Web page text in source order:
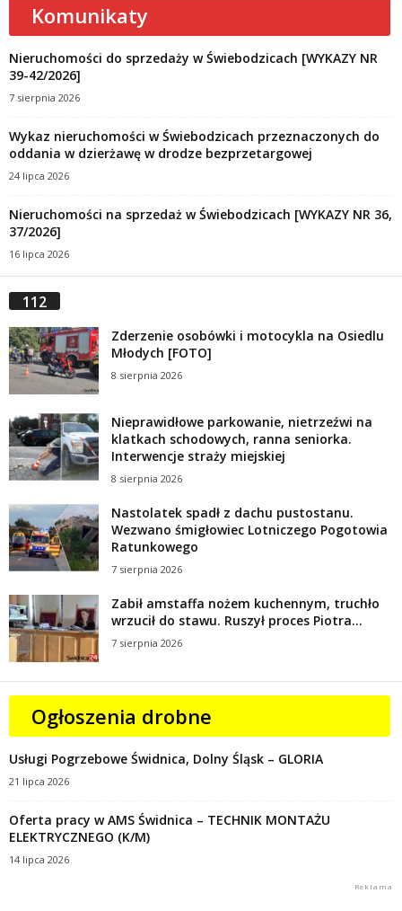
Komunikaty
Nieruchomości do sprzedaży w Świebodzicach [WYKAZY NR
39-42/2026]
7 sierpnia 2026
Wykaz nieruchomości w Świebodzicach przeznaczonych do
oddania w dzierżawę w drodze bezprzetargowej
24 lipca 2026
Nieruchomości na sprzedaż w Świebodzicach [WYKAZY NR 36,
37/2026]
16 lipca 2026
112
Zderzenie osobówki i motocykla na Osiedlu
Młodych [FOTO]
8 sierpnia 2026
Nieprawidłowe parkowanie, nietrzeźwi na
klatkach schodowych, ranna seniorka.
Interwencje straży miejskiej
8 sierpnia 2026
Nastolatek spadł z dachu pustostanu.
Wezwano śmigłowiec Lotniczego Pogotowia
Ratunkowego
7 sierpnia 2026
Zabił amstaffa nożem kuchennym, truchło
wrzucił do stawu. Ruszył proces Piotra...
7 sierpnia 2026
Ogłoszenia drobne
Usługi Pogrzebowe Świdnica, Dolny Śląsk – GLORIA
21 lipca 2026
Oferta pracy w AMS Świdnica – TECHNIK MONTAŻU
ELEKTRYCZNEGO (K/M)
14 lipca 2026